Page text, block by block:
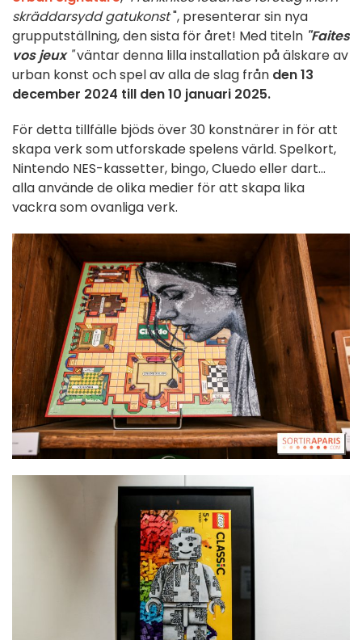
skräddarsydd gatukonst", presenterar sin nya
grupputställning, den sista för året! Med titeln "Faites
vos jeux"väntar denna lilla installation på älskare av
urban konst och spel av alla de slag från den 13
december 2024 till den 10 januari 2025.
För detta tillfälle bjöds över 30 konstnärer in för att
skapa verk som utforskade spelens värld. Spelkort,
Nintendo NES-kassetter, bingo, Cluedo eller dart...
alla använde de olika medier för att skapa lika
vackra som ovanliga verk.